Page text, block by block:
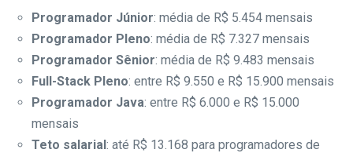
Programador Júnior: média de R$ 5.454 mensais
Programador Pleno: média de R$ 7.327 mensais
Programador Sênior: média de R$ 9.483 mensais
Full-Stack Pleno: entre R$ 9.550 e R$ 15.900 mensais
Programador Java: entre R$ 6.000 e R$ 15.000
mensais
Teto salarial: até R$ 13.168 para programadores de